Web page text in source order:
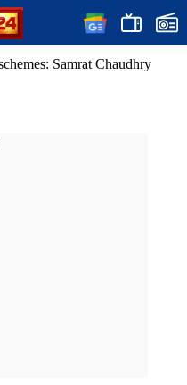
Samrat Chaudhry